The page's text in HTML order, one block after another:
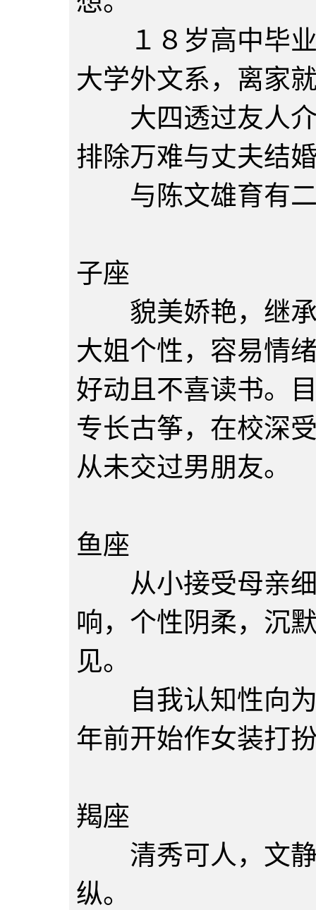
１８岁高中毕业
大学外文系，离家
大四透过友人介
排除万难与丈夫结
与陈文雄育有二
子座
貌美娇艳，继承
大姐个性，容易情
好动且不喜读书。
专长古筝，在校深
从未交过男朋友。
鱼座
从小接受母亲细
响，个性阴柔，沉
见。
自我认知性向为
年前开始作女装打
羯座
清秀可人，文静
纵。